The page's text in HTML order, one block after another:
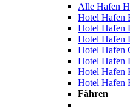
Alle Hafen
Hotel Hafen
Hotel Hafen
Hotel Hafen
Hotel Hafen
Hotel Hafen
Hotel Hafen
Hotel Hafen
Fähren